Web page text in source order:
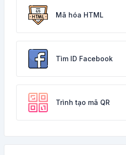
Mã hóa HTML
Tìm ID Facebook
Trình tạo mã QR